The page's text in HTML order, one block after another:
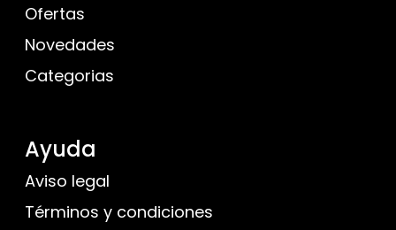
Ofertas
Novedades
Categorias
Ayuda
Aviso legal
Términos y condiciones